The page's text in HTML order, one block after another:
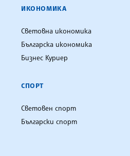
ИКОНОМИКА
Световна икономика
Българска икономика
Бизнес Куриер
СПОРТ
Световен спорт
Български спорт